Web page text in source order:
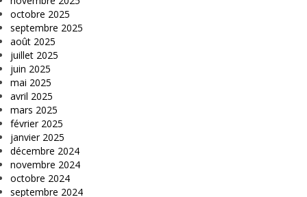
octobre 2025
septembre 2025
août 2025
juillet 2025
juin 2025
mai 2025
avril 2025
mars 2025
février 2025
janvier 2025
décembre 2024
novembre 2024
octobre 2024
septembre 2024